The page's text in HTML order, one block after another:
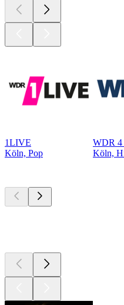
1LIVE
Köln, Pop
WDR 4
Köln,